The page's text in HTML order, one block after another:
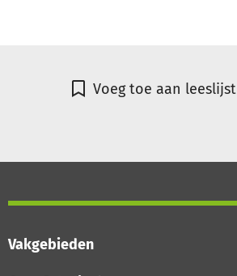
Voeg toe aan leeslijst
Vakgebieden